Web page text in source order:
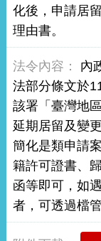
化後，申請居
理由書。
內
法部分條文於
該署「臺灣地
延期居留及變
簡化是類申請
籍許可證書、
函等即可，如
者，可透過檔